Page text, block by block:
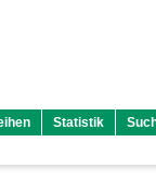
Statistik